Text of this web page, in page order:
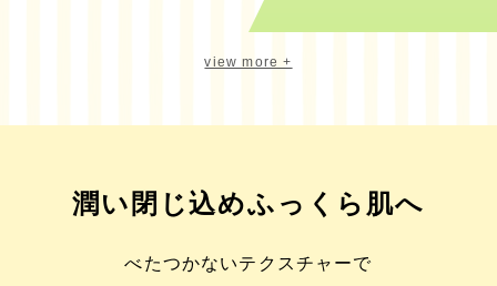
ジュニパーベリーやシナモンリーフの
ローズマリーやラバンジンといったハーブが
view more +
潤い閉じ込めふっくら肌へ
べたつかないテクスチャーで